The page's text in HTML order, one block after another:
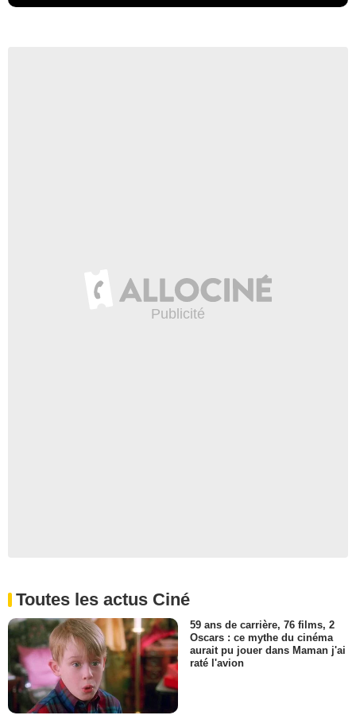
Toutes les actus Ciné
59 ans de carrière, 76 films, 2
Oscars : ce mythe du cinéma
aurait pu jouer dans Maman j'ai
raté l'avion